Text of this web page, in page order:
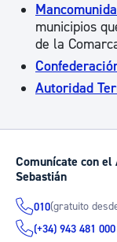
municipios
de la
Autoridad
Comunícate con
Sebastián
010(gratuito
(+34) 943 481 000